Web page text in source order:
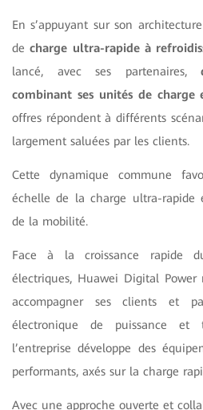
En s’appuyant sur son
decharge ultra-rapide à
lancé, avec ses partenaires,
combinant ses unités de charge
offres répondent à différents
largement saluées par les clients.
Cette dynamique commune
échelle de la charge ultra-rapide
de la mobilité.
Face à la croissance rapide
électriques, Huawei Digital
accompagner ses clients et
électronique de puissance et
l’entreprise développe des
performants, axés sur la charge
Avec une approche ouverte et